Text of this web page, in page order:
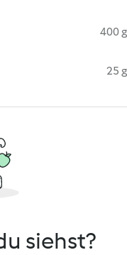
400 g
25 g
siehst?